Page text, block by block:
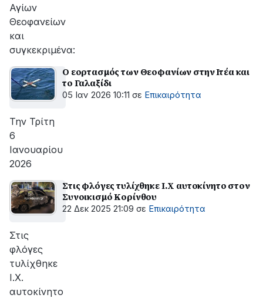
Αγίων
Θεοφανείων
και
συγκεκριμένα:
Ο εορτασμός των Θεοφανίων στην Ιτέα και
το Γαλαξίδι
05 Ιαν 2026 10:11 σε Επικαιρότητα
Την Τρίτη
6
Ιανουαρίου
2026
Στις φλόγες τυλίχθηκε Ι.Χ αυτοκίνητο στον
Συνοικισμό Κορίνθου
22 Δεκ 2025 21:09 σε Επικαιρότητα
Στις
φλόγες
τυλίχθηκε
Ι.Χ.
αυτοκίνητο